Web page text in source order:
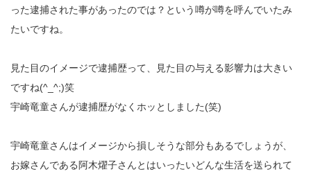
った逮捕された事があったのでは？という噂が噂を呼んでいたみ
たいですね。
見た目のイメージで逮捕歴って、見た目の与える影響力は大きい
ですね(^_^;)笑
宇崎竜童さんが逮捕歴がなくホッとしました(笑)
宇崎竜童さんはイメージから損しそうな部分もあるでしょうが、
お嫁さんである阿木燿子さんとはいったいどんな生活を送られて